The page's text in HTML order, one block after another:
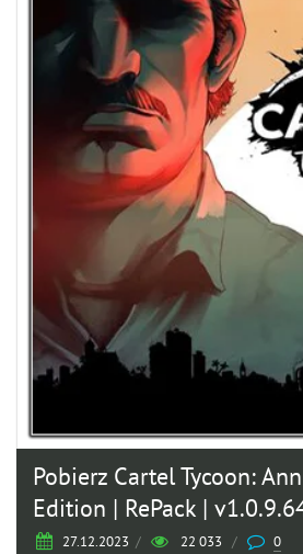
Pobierz Cartel Tycoon:
Edition | RePack |
27.12.2023 / 22 033 / 0